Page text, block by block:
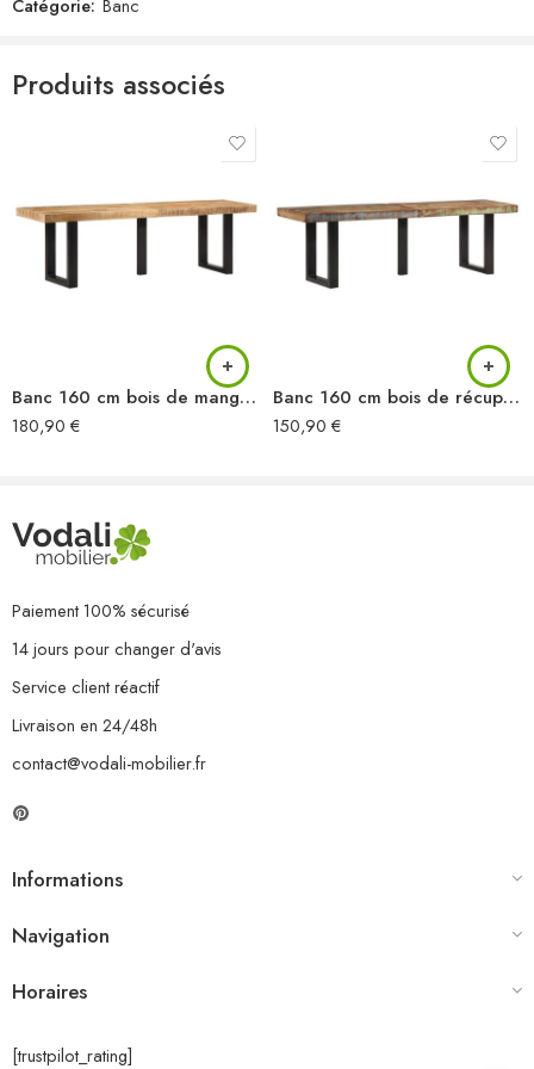
Catégorie: Banc
Produits associés
Banc 160 cm bois de manguier brut massif et acier
180,90 €
Banc 160 cm bois de récupération massif et acier
150,90 €
Paiement 100% sécurisé
14 jours pour changer d'avis
Service client réactif
Livraison en 24/48h
contact@vodali-mobilier.fr
Informations
Navigation
Horaires
[trustpilot_rating]